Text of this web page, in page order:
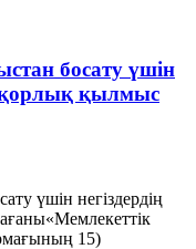
босату үшін
қылмыс
үшін негіздердің
15)